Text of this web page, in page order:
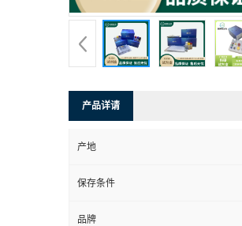
产品详请
产地
保存条件
品牌